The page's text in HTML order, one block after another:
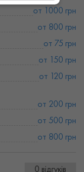
от 1000 грн
от 800 грн
от 75 грн
от 150 грн
от 120 грн
от 200 грн
от 500 грн
от 800 грн
0 відгуків